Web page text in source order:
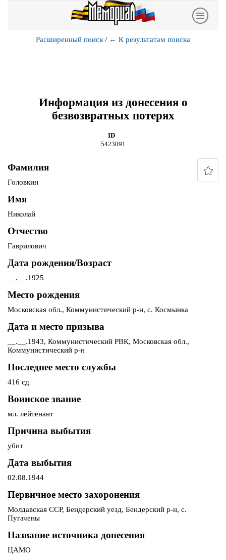
Расширенный поиск / ← К результатам поиска
Информация из донесения о
безвозвратных потерях
ID
5423091
Фамилия
Головкин
Имя
Николай
Отчество
Гаврилович
Дата рождения/Возраст
__.__.1925
Место рождения
Московская обл., Коммунистический р-н, с. Космынка
Дата и место призыва
__.__.1943, Коммунистический РВК, Московская обл.,
Коммунистический р-н
Последнее место службы
416 сд
Воинское звание
мл. лейтенант
Причина выбытия
убит
Дата выбытия
02.08.1944
Первичное место захоронения
Молдавская ССР, Бендерский уезд, Бендерский р-н, с.
Пугачены
Название источника донесения
ЦАМО